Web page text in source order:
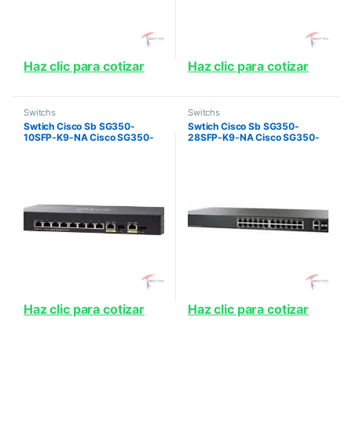
Haz clic para cotizar Haz clic para cotizar
Switchs
Swtich Cisco Sb SG350-
10SFP-K9-NA Cisco SG350-
Haz clic para cotizar
Switchs
Swtich Cisco Sb SG350-
28SFP-K9-NA Cisco SG350-
Haz clic para cotizar